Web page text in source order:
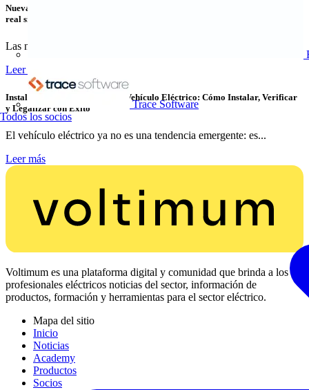
Trace Software
Todos los socios
Nuevas variantes para la transmisión de energía y datos Ethernet en tiempo
real sin contacto
Las nuevas variantes de los acopladores NearFi de...
Leer más
Instalaciones de Recarga para Vehículo Eléctrico: Cómo Instalar, Verificar
y Legalizar con Éxito
El vehículo eléctrico ya no es una tendencia emergente: es...
Leer más
Voltimum es una plataforma digital y comunidad que brinda a los
profesionales eléctricos noticias del sector, información de
productos, formación y herramientas para el sector eléctrico.
Mapa del sitio
Inicio
Noticias
Academy
Productos
Socios